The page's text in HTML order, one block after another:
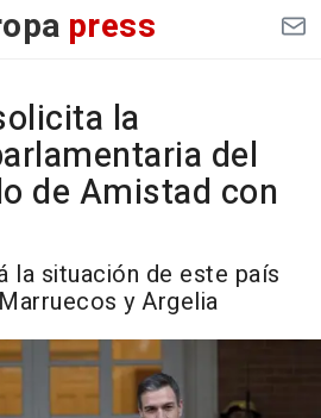
press
la
del
de Amistad con
la situación de este país
y Argelia